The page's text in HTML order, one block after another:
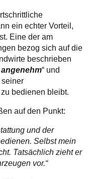
ein echter Vorteil,
Eine der am
bezog sich auf die
beschrieben
“ und
seiner
zu bedienen bleibt.
auf den Punkt:
und der
Selbst mein
Tatsächlich zieht er
vor.“